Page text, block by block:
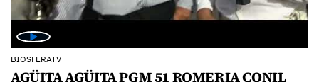
BIOSFERATV
AGÜITA AGÜITA PGM 51 ROMERIA CONIL